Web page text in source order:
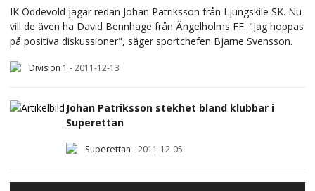
IK Oddevold jagar redan Johan Patriksson från Ljungskile SK. Nu
vill de även ha David Bennhage från Ängelholms FF. "Jag hoppas
på positiva diskussioner", säger sportchefen Bjarne Svensson.
Division 1 -2011-12-13
Johan Patriksson stekhet bland klubbar i
Superettan
Superettan -2011-12-05